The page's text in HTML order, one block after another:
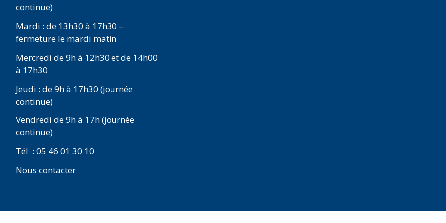
continue)
Mardi : de 13h30 à 17h30 –
fermeture le mardi matin
Mercredi de 9h à 12h30 et de 14h00
à 17h30
Jeudi : de 9h à 17h30 (journée
continue)
Vendredi de 9h à 17h (journée
continue)
Tél : 05 46 01 30 10
Nous contacter